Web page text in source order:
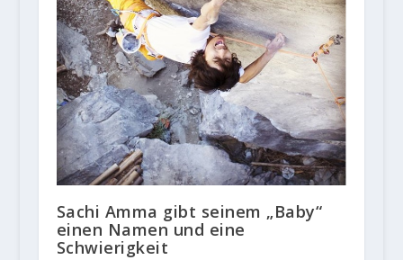
Sachi Amma gibt seinem „Baby“
einen Namen und eine
Schwierigkeit